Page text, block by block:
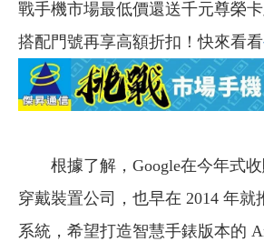
戰手機市場最低價還送千元尊榮卡
搭配門號再享高額折扣！快來看看
根據了解，Google在今年式
穿戴裝置公司，也早在 2014 年就
系統，希望打造智慧手錶版本的